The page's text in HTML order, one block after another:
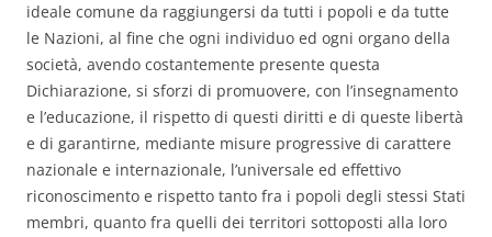
ideale comune da raggiungersi da tutti i popoli e da tutte
le Nazioni, al fine che ogni individuo ed ogni organo della
società, avendo costantemente presente questa
Dichiarazione, si sforzi di promuovere, con l’insegnamento
e l’educazione, il rispetto di questi diritti e di queste libertà
e di garantirne, mediante misure progressive di carattere
nazionale e internazionale, l’universale ed effettivo
riconoscimento e rispetto tanto fra i popoli degli stessi Stati
membri, quanto fra quelli dei territori sottoposti alla loro